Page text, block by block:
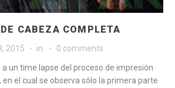
DE CABEZA COMPLETA
2015 in 0 comments
a un time lapse del proceso de impresión
el cual se observa sólo la primera parte